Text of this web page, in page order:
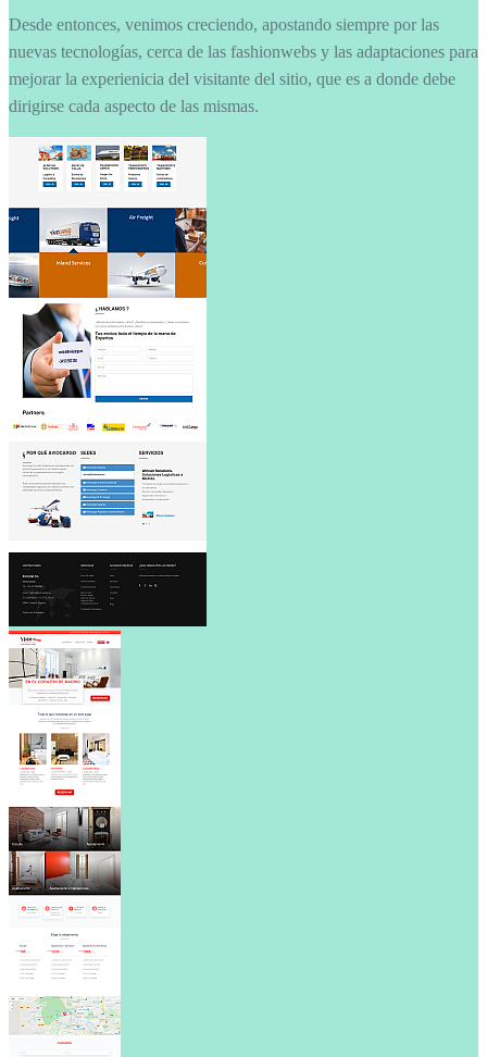
Desde entonces, venimos creciendo, apostando siempre por las
nuevas tecnologías, cerca de las fashionwebs y las adaptaciones para
mejorar la experienicia del visitante del sitio, que es a donde debe
dirigirse cada aspecto de las mismas.